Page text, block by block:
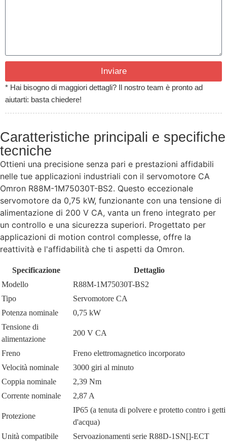
Inviare
* Hai bisogno di maggiori dettagli? Il nostro team è pronto ad
aiutarti: basta chiedere!
Caratteristiche principali e specifiche
tecniche
Ottieni una precisione senza pari e prestazioni affidabili
nelle tue applicazioni industriali con il servomotore CA
Omron R88M-1M75030T-BS2. Questo eccezionale
servomotore da 0,75 kW, funzionante con una tensione di
alimentazione di 200 V CA, vanta un freno integrato per
un controllo e una sicurezza superiori. Progettato per
applicazioni di motion control complesse, offre la
reattività e l'affidabilità che ti aspetti da Omron.
Specificazione
Dettaglio
Modello
R88M-1M75030T-BS2
Tipo
Servomotore CA
Potenza nominale
0,75 kW
Tensione di
alimentazione
200 V CA
Freno
Freno elettromagnetico incorporato
Velocità nominale
3000 giri al minuto
Coppia nominale
2,39 Nm
Corrente nominale
2,87 A
Protezione
IP65 (a tenuta di polvere e protetto contro i getti
d'acqua)
Unità compatibile
Servoazionamenti serie R88D-1SN[]-ECT